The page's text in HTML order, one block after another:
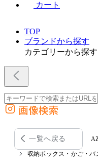
カート
TOP
ブランドから探す
カテゴリーから探す
外部サイトの商品をカートに追加
他のサイトで見つけた商品ページのURL
画像検索
一覧へ戻る
収納ボックス・かご・バ